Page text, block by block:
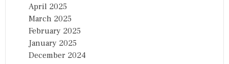
April 2025
March 2025
February 2025
January 2025
December 2024